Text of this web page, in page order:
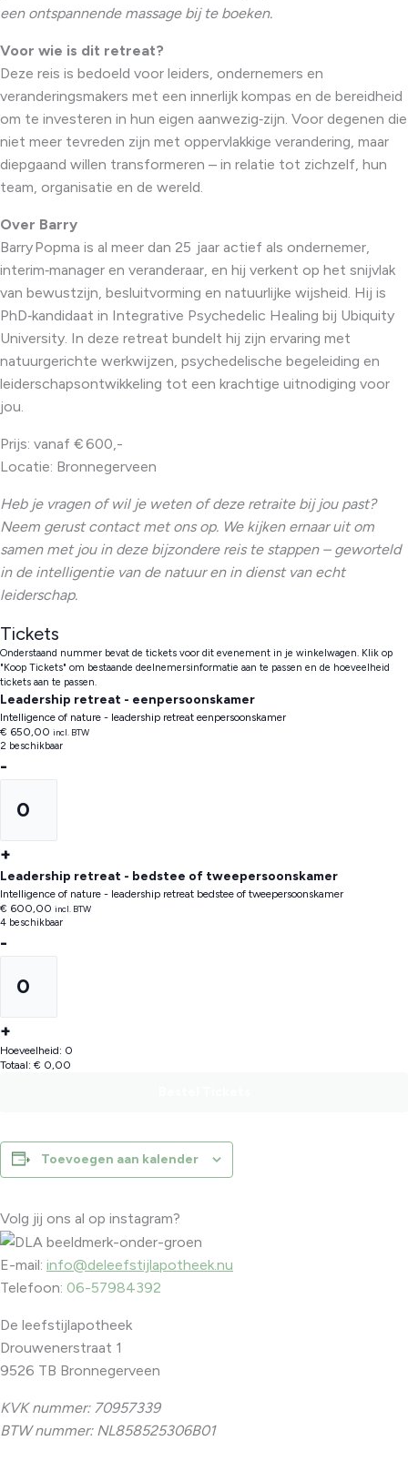
een ontspannende massage bij te boeken.
Voor wie is dit retreat?
Deze reis is bedoeld voor leiders, ondernemers en
veranderingsmakers met een innerlijk kompas en de bereidheid
om te investeren in hun eigen aanwezig‑zijn. Voor degenen die
niet meer tevreden zijn met oppervlakkige verandering, maar
diepgaand willen transformeren – in relatie tot zichzelf, hun
team, organisatie en de wereld.
Over Barry
Barry Popma is al meer dan 25 jaar actief als ondernemer,
interim‑manager en veranderaar, en hij verkent op het snijvlak
van bewustzijn, besluitvorming en natuurlijke wijsheid. Hij is
PhD‑kandidaat in Integrative Psychedelic Healing bij Ubiquity
University. In deze retreat bundelt hij zijn ervaring met
natuurgerichte werkwijzen, psychedelische begeleiding en
leiderschapsontwikkeling tot een krachtige uitnodiging voor
jou.
Prijs: vanaf € 600,-
Locatie: Bronnegerveen
Heb je vragen of wil je weten of deze retraite bij jou past?
Neem gerust contact met ons op. We kijken ernaar uit om
samen met jou in deze bijzondere reis te stappen – geworteld
in de intelligentie van de natuur en in dienst van echt
leiderschap.
Tickets
Onderstaand nummer bevat de tickets voor dit evenement in je winkelwagen. Klik op
"Koop Tickets" om bestaande deelnemersinformatie aan te passen en de hoeveelheid
tickets aan te passen.
Leadership retreat - eenpersoonskamer
Intelligence of nature - leadership retreat eenpersoonskamer
€ 650,00 incl. BTW
2 beschikbaar
Verhoog
tickets
Leadership
retreat
-
eenpersoonskamer
-
Verhoog
aantal
tickets
van
Leadership
+
Leadership retreat - bedstee of tweepersoonskamer
Intelligence of nature - leadership retreat bedstee of tweepersoonskamer
€ 600,00 incl. BTW
4 beschikbaar
Verhoog
tickets
Leadership
retreat
-
tweepersoonskamer
-
Verhoog
aantal
tickets
retreat
bedstee
tweepersoonskamer
+
Hoeveelheid: 0
Totaal: € 0,00
Toevoegen aan kalender
Volg jij ons al op instagram?
E-mail: info@deleefstijlapotheek.nu
Telefoon: 06-57984392
De leefstijlapotheek
Drouwenerstraat 1
9526 TB Bronnegerveen
KVK nummer: 70957339
BTW nummer: NL858525306B01